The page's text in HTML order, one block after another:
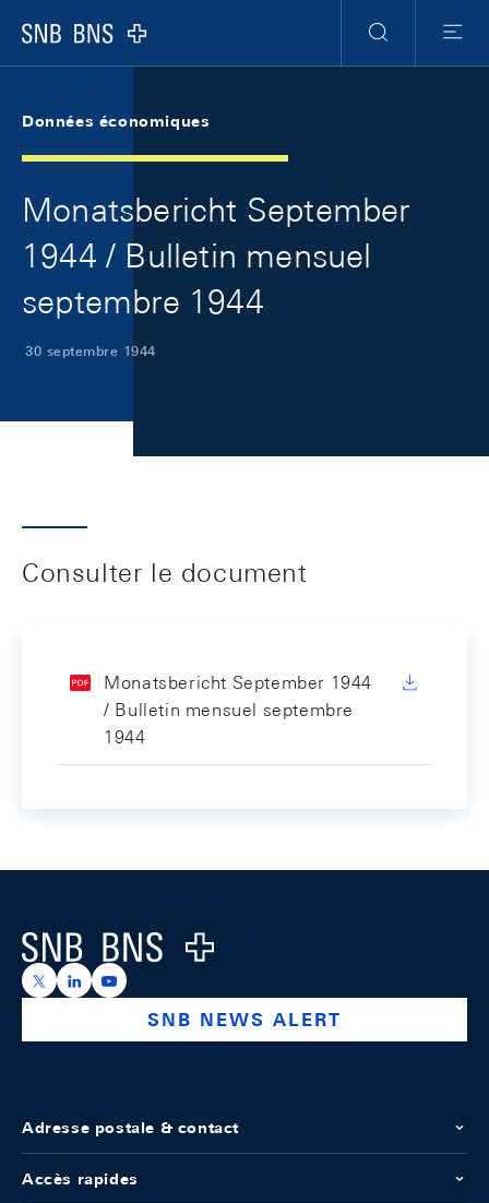
Logo
RechercheMenu
Données économiques
Monatsbericht September
1944 / Bulletin mensuel
septembre 1944
30 septembre 1944
Consulter le document
Monatsbericht September 1944
/ Bulletin mensuel septembre
1944
Logo
https://x.com/snb_bns
https://ch.linkedin.com/company/swiss-national-
https://www.youtube.com/@swissnationalbank
SNB NEWS ALERT
Adresse postale & contact
Accès rapides